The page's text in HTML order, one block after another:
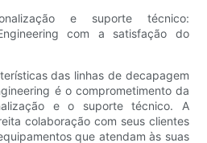
e suporte técnico:
com a satisfação do
das linhas de decapagem
é o comprometimento da
e o suporte técnico. A
colaboração com seus clientes
que atendam às suas